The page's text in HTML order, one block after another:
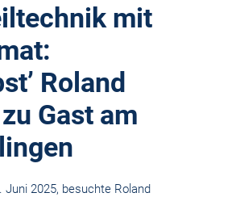
mit
Roland
Gast am
Juni 2025, besuchte Roland